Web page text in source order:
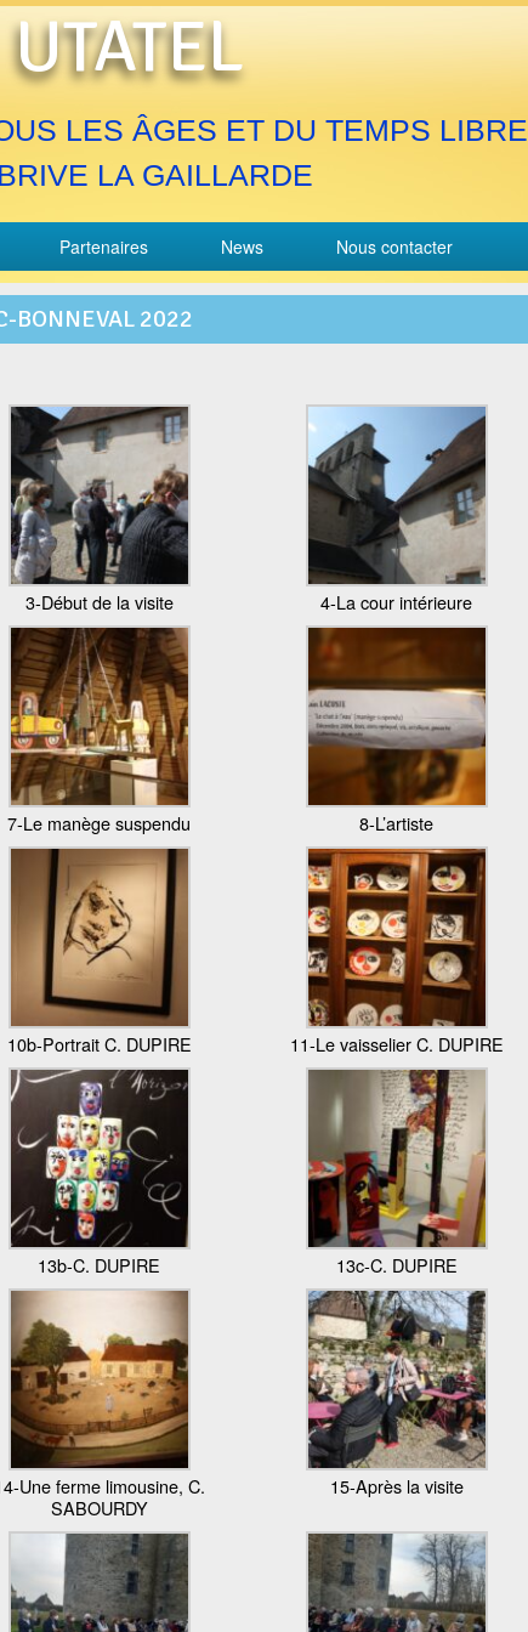
UTATEL
LES ÂGES ET DU TEMPS LIBRE
LA GAILLARDE
Partenaires News Nous contacter
BONNEVAL 2022
3-Début de la visite 4-La cour intérieure
7-Le manège suspendu 8-L’artiste
10b-Portrait C. DUPIRE 11-Le vaisselier C. DUPIRE
13b-C. DUPIRE 13c-C. DUPIRE
Une ferme limousine, C.
SABOURDY
15-Après la visite